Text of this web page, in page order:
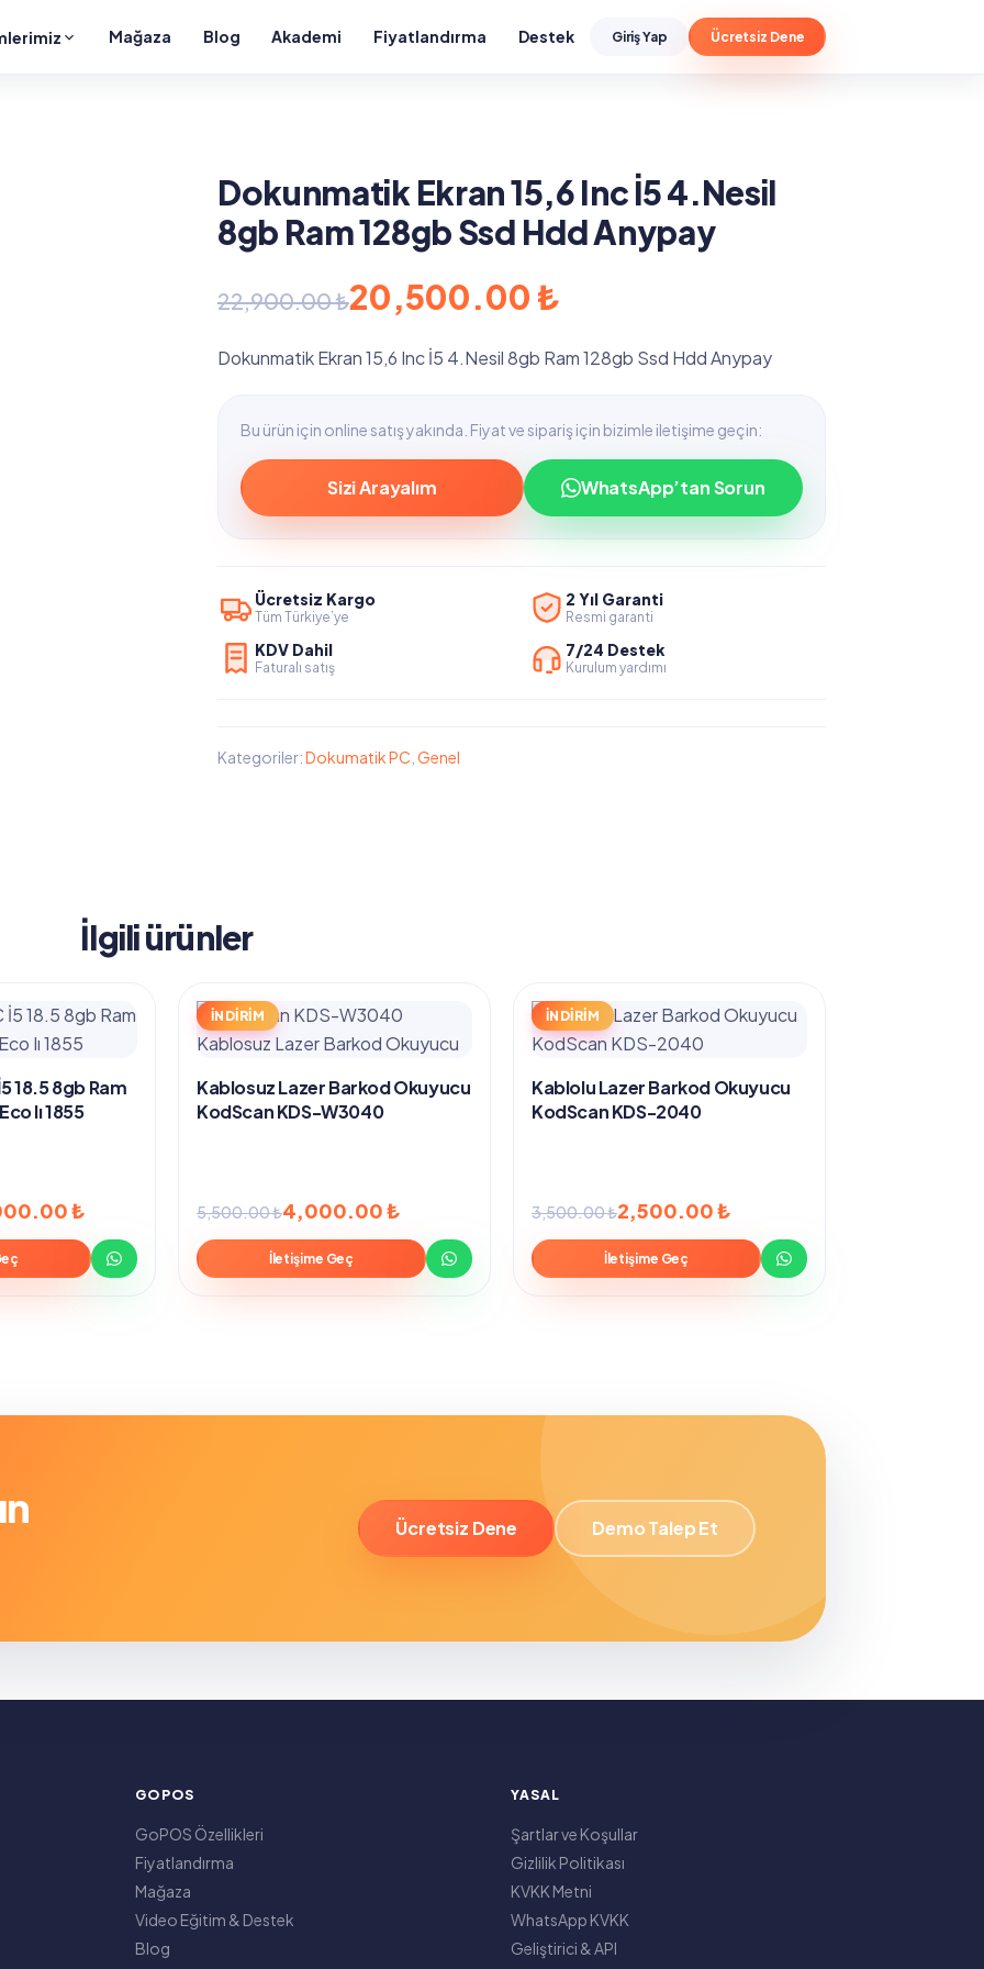
Mağaza Blog Akademi Fiyatlandırma Destek Giriş Yap Ücretsiz Dene
Dokunmatik Ekran 15,6 Inc İ5 4.Nesil
8gb Ram 128gb Ssd Hdd Anypay
22,900.00₺
Orijinal
fiyat:
20,500.00 ₺
Şu
andaki
20,500.00 ₺.
Dokunmatik Ekran 15,6 Inc İ5 4.Nesil 8gb Ram 128gb Ssd Hdd Anypay
Bu ürün için online satış yakında. Fiyat ve sipariş için bizimle iletişime geçin:
Sizi Arayalım WhatsApp’tan Sorun
Ücretsiz Kargo
Tüm Türkiye’ye
2 Yıl Garanti
Resmi garanti
KDV Dahil
Faturalı satış
7/24 Destek
Kurulum yardımı
Kategoriler:Dokumatik PC Genel
İlgili ürünler
18.5 8gb Ram
Iı 1855
₺
İNDİRİM
Kablosuz Lazer Barkod Okuyucu
KodScan KDS-W3040
5,500.00₺
Orijinal
fiyat:
5,500.00 ₺.
4,000.00₺
Şu
andaki
fiyat:
4,000.00 ₺.
İletişime Geç
İNDİRİM
Kablolu Lazer Barkod Okuyucu
KodScan KDS-2040
3,500.00₺
Orijinal
fiyat:
3,500.00 ₺.
2,500.00₺
Şu
andaki
fiyat:
2,500.00 ₺.
İletişime Geç
Ücretsiz Dene Demo Talep Et
GOPOS
GoPOS Özellikleri
Fiyatlandırma
Mağaza
Video Eğitim & Destek
Blog
YASAL
Şartlar ve Koşullar
Gizlilik Politikası
KVKK Metni
WhatsApp KVKK
Geliştirici & API